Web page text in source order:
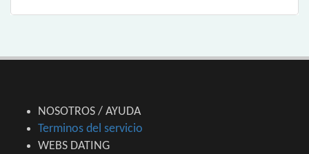
NOSOTROS / AYUDA
Terminos del servicio
WEBS DATING